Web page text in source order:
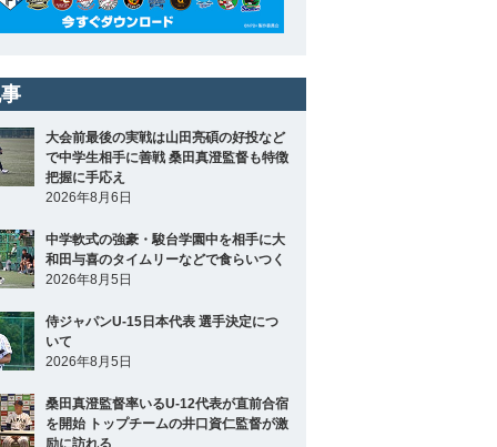
大会前最後の実戦は山田亮碩の好投など
で中学生相手に善戦 桑田真澄監督も特徴
把握に手応え
2026年8月6日
中学軟式の強豪・駿台学園中を相手に大
和田与喜のタイムリーなどで食らいつく
2026年8月5日
侍ジャパンU-15日本代表 選手決定につ
いて
2026年8月5日
桑田真澄監督率いるU-12代表が直前合宿
を開始 トップチームの井口資仁監督が激
励に訪れる